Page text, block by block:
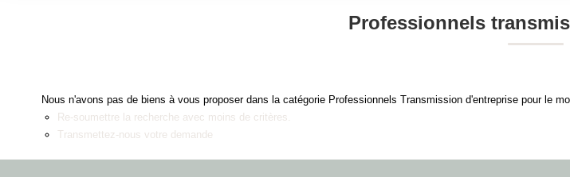
Professionnels
Nous n'avons pas de biens à vous proposer dans la catégorie Professionnels Transmission d'entreprise pour le
Re-soumettre la recherche avec moins de critères.
Transmettez-nous votre demande